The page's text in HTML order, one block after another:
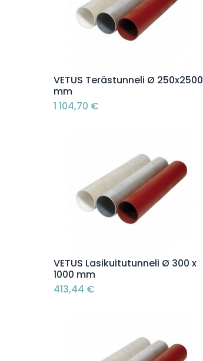
Lisää ostoskoriin
VETUS Terästunneli Ø 250x2500
mm
1 104,70 €
Lisää ostoskoriin
VETUS Lasikuitutunneli Ø 300 x
1000 mm
413,44 €